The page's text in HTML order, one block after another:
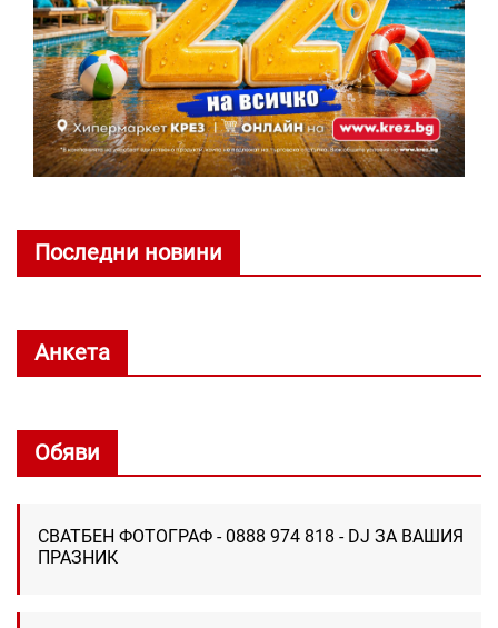
Последни новини
Анкета
Обяви
СВАТБЕН ФОТОГРАФ - 0888 974 818 - DJ ЗА ВАШИЯ
ПРАЗНИК